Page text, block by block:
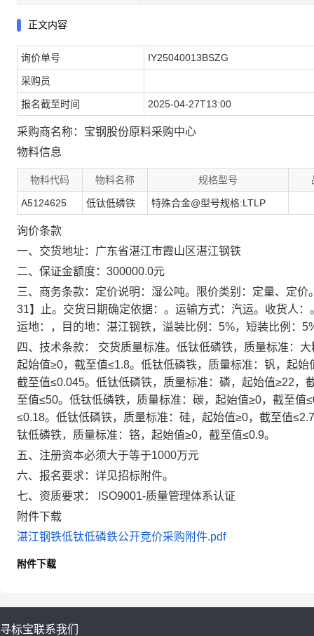
正文内容
询价单号 IY25040013BSZG
采购员
报名截至时间 2025-04-27T13:00
采购商名称：宝钢股份原料采购中心
物料信息
物料代码 物料名称 规格型号
A5124625 低钛低磷铁 特殊合金@型号规格:LTLP
询价条款
一、交货地址：广东省湛江市霞山区湛江钢铁
二、保证金额度：300000.0元
三、商务条款：定价说明：湿公吨。限价类别：定量、定
31】止。交货日期确定依据：。运输方式：汽运。收货人
运地：，目的地：湛江钢铁，溢装比例：5%，短装比例：
四、技术条款： 交货质量标准。低钛低磷铁，质量标准：
起始值≥0，截至值≤1.8。低钛低磷铁，质量标准：钒，起
截至值≤0.045。低钛低磷铁，质量标准：磷，起始值≥22
至值≤50。低钛低磷铁，质量标准：碳，起始值≥0，截至
≤0.18。低钛低磷铁，质量标准：硅，起始值≥0，截至值
钛低磷铁，质量标准：铬，起始值≥0，截至值≤0.9。
五、注册资本必须大于等于1000万元
六、报名要求：详见招标附件。
七、资质要求： ISO9001-质量管理体系认证
附件下载
湛江钢铁低钛低磷鉄公开竞价采购附件.pdf
附件下载
寻标宝联系我们